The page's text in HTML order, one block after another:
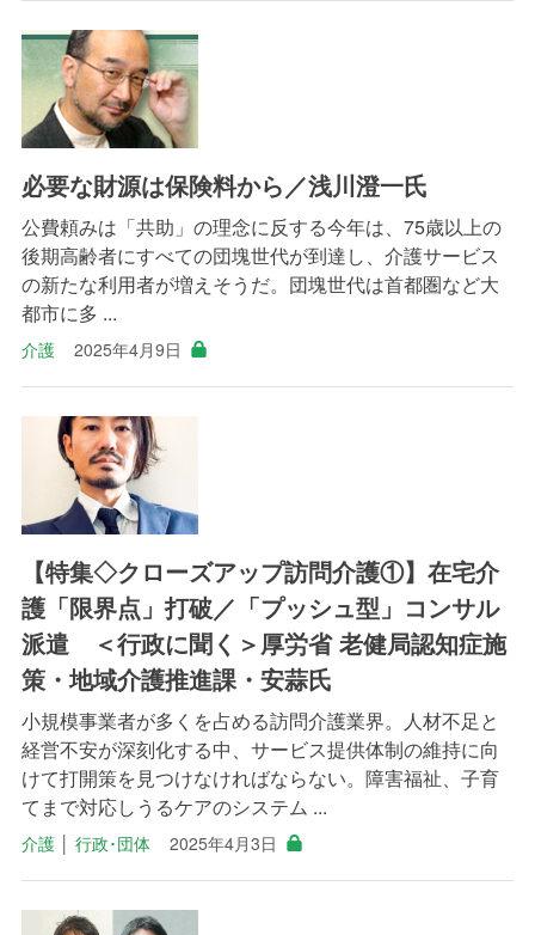
必要な財源は保険料から／浅川澄一氏
公費頼みは「共助」の理念に反する今年は、75歳以上の
後期高齢者にすべての団塊世代が到達し、介護サービス
の新たな利用者が増えそうだ。団塊世代は首都圏など大
都市に多 ...
介護 2025年4月9日
【特集◇クローズアップ訪問介護①】在宅介
護「限界点」打破／「プッシュ型」コンサル
派遣 ＜行政に聞く＞厚労省 老健局認知症施
策・地域介護推進課・安蒜氏
小規模事業者が多くを占める訪問介護業界。人材不足と
経営不安が深刻化する中、サービス提供体制の維持に向
けて打開策を見つけなければならない。障害福祉、子育
てまで対応しうるケアのシステム ...
介護│ 行政･団体 2025年4月3日